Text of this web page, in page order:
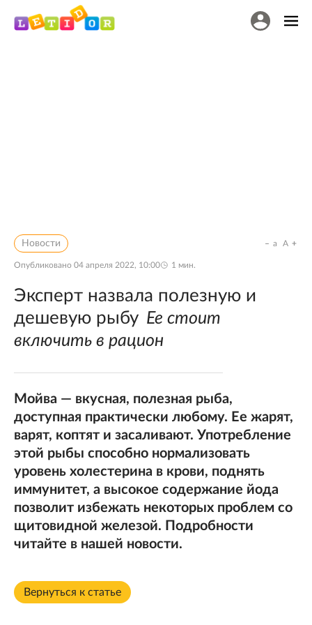
Новости
Опубликовано 04 апреля 2022, 10:00 1 мин.
a A
Эксперт назвала полезную и
дешевую рыбу Ее стоит
включить в рацион
Мойва — вкусная, полезная рыба,
доступная практически любому. Ее жарят,
варят, коптят и засаливают. Употребление
этой рыбы способно нормализовать
уровень холестерина в крови, поднять
иммунитет, а высокое содержание йода
позволит избежать некоторых проблем со
щитовидной железой. Подробности
читайте в нашей новости.
Вернуться к статье